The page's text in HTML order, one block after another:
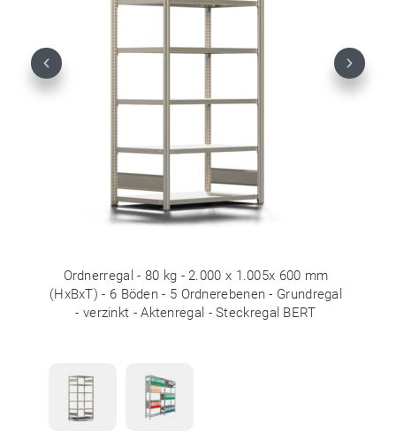
Ordnerregal - 80 kg - 2.000 x 1.005x 600 mm
(HxBxT) - 6 Böden - 5 Ordnerebenen - Grundregal
- verzinkt - Aktenregal - Steckregal BERT
Previous Next